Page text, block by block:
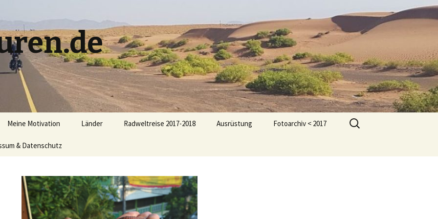
Meine Motivation Länder Radweltreise 2017-2018 Ausrüstung Fotoarchiv < 2017
& Datenschutz
Suchen
nach: